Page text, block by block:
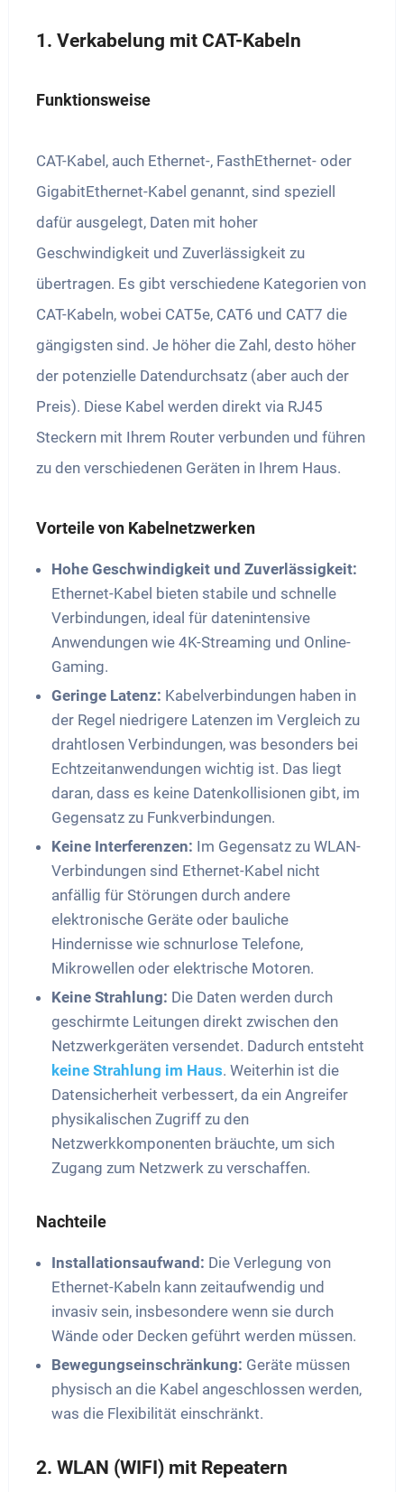
1. Verkabelung mit CAT-Kabeln
Funktionsweise
CAT-Kabel, auch Ethernet-, FasthEthernet- oder
GigabitEthernet-Kabel genannt, sind speziell
dafür ausgelegt, Daten mit hoher
Geschwindigkeit und Zuverlässigkeit zu
übertragen. Es gibt verschiedene Kategorien von
CAT-Kabeln, wobei CAT5e, CAT6 und CAT7 die
gängigsten sind. Je höher die Zahl, desto höher
der potenzielle Datendurchsatz (aber auch der
Preis). Diese Kabel werden direkt via RJ45
Steckern mit Ihrem Router verbunden und führen
zu den verschiedenen Geräten in Ihrem Haus.
Vorteile von Kabelnetzwerken
Hohe Geschwindigkeit und Zuverlässigkeit:
Ethernet-Kabel bieten stabile und schnelle
Verbindungen, ideal für datenintensive
Anwendungen wie 4K-Streaming und Online-
Gaming.
Geringe Latenz: Kabelverbindungen haben in
der Regel niedrigere Latenzen im Vergleich zu
drahtlosen Verbindungen, was besonders bei
Echtzeitanwendungen wichtig ist. Das liegt
daran, dass es keine Datenkollisionen gibt, im
Gegensatz zu Funkverbindungen.
Keine Interferenzen: Im Gegensatz zu WLAN-
Verbindungen sind Ethernet-Kabel nicht
anfällig für Störungen durch andere
elektronische Geräte oder bauliche
Hindernisse wie schnurlose Telefone,
Mikrowellen oder elektrische Motoren.
Keine Strahlung: Die Daten werden durch
geschirmte Leitungen direkt zwischen den
Netzwerkgeräten versendet. Dadurch entsteht
keine Strahlung im Haus. Weiterhin ist die
Datensicherheit verbessert, da ein Angreifer
physikalischen Zugriff zu den
Netzwerkkomponenten bräuchte, um sich
Zugang zum Netzwerk zu verschaffen.
Nachteile
Installationsaufwand: Die Verlegung von
Ethernet-Kabeln kann zeitaufwendig und
invasiv sein, insbesondere wenn sie durch
Wände oder Decken geführt werden müssen.
Bewegungseinschränkung: Geräte müssen
physisch an die Kabel angeschlossen werden,
was die Flexibilität einschränkt.
2. WLAN (WIFI) mit Repeatern